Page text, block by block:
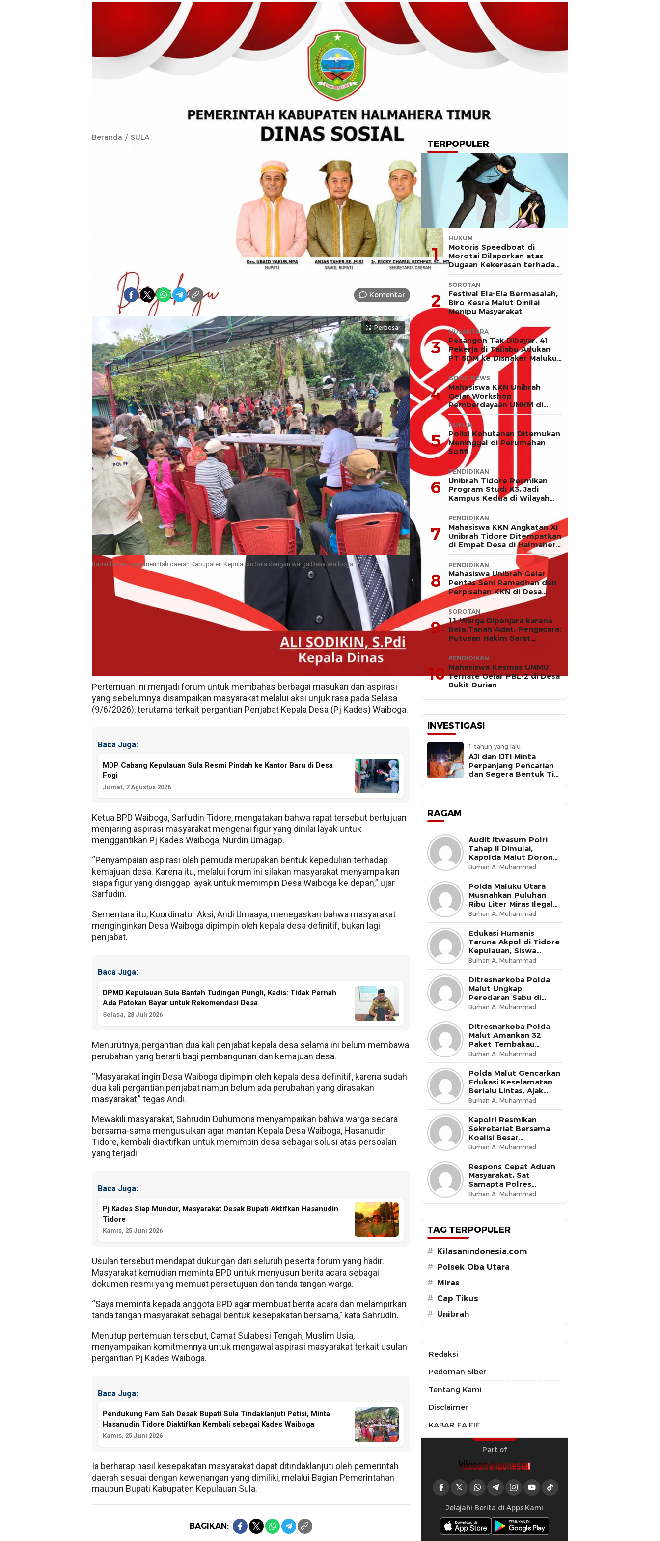
Beranda SULA
Tindak Lanjuti Tuntutan Aksi,
Warga Waiboga Sepakat
Usulkan Hasanudin Tidore
Kembali Pimpin Desa
Bagikan: Komentar
Perbesar
Rapat bersama pemerintah daerah Kabupaten Kepulauan Sula dengan warga Desa Waiboga.
SANANA
– Badan Permusyawaratan Desa (BPD) Waiboga menggelar rapat tindak
lanjut atas tuntutan masyarakat yang tergabung dalam Front Pemuda Waiboga
Revolusi. Pertemuan tersebut berlangsung di lapangan bola Desa Waiboga,
Kecamatan Sulabesi Tengah, Kabupaten Kepulauan Sula, Rabu (10/6/2026) pagi.
Rapat tersebut dihadiri langsung oleh Camat Sulabesi Tengah, Muslim Usia, S.IP,
didampingi Sekretaris Desa Waiboga, Sadan Tidore, Kapolsek Sanana,
Bhabinkamtibmas, tokoh masyarakat, serta para pemuda Desa Waiboga.
Pertemuan ini menjadi forum untuk membahas berbagai masukan dan aspirasi
yang sebelumnya disampaikan masyarakat melalui aksi unjuk rasa pada Selasa
(9/6/2026), terutama terkait pergantian Penjabat Kepala Desa (Pj Kades) Waiboga.
Baca Juga:
MDP Cabang Kepulauan Sula Resmi Pindah ke Kantor Baru di Desa
Fogi
Jumat, 7 Agustus 2026
Ketua BPD Waiboga, Sarfudin Tidore, mengatakan bahwa rapat tersebut bertujuan
menjaring aspirasi masyarakat mengenai figur yang dinilai layak untuk
menggantikan Pj Kades Waiboga, Nurdin Umagap.
“Penyampaian aspirasi oleh pemuda merupakan bentuk kepedulian terhadap
kemajuan desa. Karena itu, melalui forum ini silakan masyarakat menyampaikan
siapa figur yang dianggap layak untuk memimpin Desa Waiboga ke depan,” ujar
Sarfudin.
Sementara itu, Koordinator Aksi, Andi Umaaya, menegaskan bahwa masyarakat
menginginkan Desa Waiboga dipimpin oleh kepala desa definitif, bukan lagi
penjabat.
Baca Juga:
DPMD Kepulauan Sula Bantah Tudingan Pungli, Kadis: Tidak Pernah
Ada Patokan Bayar untuk Rekomendasi Desa
Selasa, 28 Juli 2026
Menurutnya, pergantian dua kali penjabat kepala desa selama ini belum membawa
perubahan yang berarti bagi pembangunan dan kemajuan desa.
“Masyarakat ingin Desa Waiboga dipimpin oleh kepala desa definitif, karena sudah
dua kali pergantian penjabat namun belum ada perubahan yang dirasakan
masyarakat,” tegas Andi.
Mewakili masyarakat, Sahrudin Duhumona menyampaikan bahwa warga secara
bersama-sama mengusulkan agar mantan Kepala Desa Waiboga, Hasanudin
Tidore, kembali diaktifkan untuk memimpin desa sebagai solusi atas persoalan
yang terjadi.
Baca Juga:
Pj Kades Siap Mundur, Masyarakat Desak Bupati Aktifkan Hasanudin
Tidore
Kamis, 25 Juni 2026
Usulan tersebut mendapat dukungan dari seluruh peserta forum yang hadir.
Masyarakat kemudian meminta BPD untuk menyusun berita acara sebagai
dokumen resmi yang memuat persetujuan dan tanda tangan warga.
“Saya meminta kepada anggota BPD agar membuat berita acara dan melampirkan
tanda tangan masyarakat sebagai bentuk kesepakatan bersama,” kata Sahrudin.
Menutup pertemuan tersebut, Camat Sulabesi Tengah, Muslim Usia,
menyampaikan komitmennya untuk mengawal aspirasi masyarakat terkait usulan
pergantian Pj Kades Waiboga.
Baca Juga:
Pendukung Fam Sah Desak Bupati Sula Tindaklanjuti Petisi, Minta
Hasanudin Tidore Diaktifkan Kembali sebagai Kades Waiboga
Kamis, 25 Juni 2026
Ia berharap hasil kesepakatan masyarakat dapat ditindaklanjuti oleh pemerintah
daerah sesuai dengan kewenangan yang dimiliki, melalui Bagian Pemerintahan
maupun Bupati Kabupaten Kepulauan Sula.
BAGIKAN:
TERPOPULER
1
HUKUM
Motoris Speedboat di
Morotai Dilaporkan atas
Dugaan Kekerasan terhadap
Anak
2
SOROTAN
Festival Ela-Ela Bermasalah,
Biro Kesra Malut Dinilai
Menipu Masyarakat
3
NUSANTARA
Pesangon Tak Dibayar, 41
Pekerja di Taliabu Adukan
PT SDM ke Disnaker Maluku
Utara
4
GOOD NEWS
Mahasiswa KKN Unibrah
Gelar Workshop
Pemberdayaan UMKM di
Desa Ekor
5
HUKUM
Polisi Kehutanan Ditemukan
Meninggal di Perumahan
Sofifi
6
PENDIDIKAN
Unibrah Tidore Resmikan
Program Studi K3, Jadi
Kampus Kedua di Wilayah
LLDIKTI XII
7
PENDIDIKAN
Mahasiswa KKN Angkatan XI
Unibrah Tidore Ditempatkan
di Empat Desa di Halmahera
Timur
8
PENDIDIKAN
Mahasiswa Unibrah Gelar
Pentas Seni Ramadhan dan
Perpisahan KKN di Desa
Akejawi
9
SOROTAN
11 Warga Dipenjara karena
Bela Tanah Adat, Pengacara:
Putusan Hakim Sarat
Kejanggalan dan Abaikan
Keadilan
10
PENDIDIKAN
Mahasiswa Kesmas UMMU
Ternate Gelar PBL-2 di Desa
Bukit Durian
INVESTIGASI
1 tahun yang lalu
AJI dan IJTI Minta
Perpanjang Pencarian
dan Segera Bentuk Tim
RAGAM
Audit Itwasum Polri
Tahap II Dimulai,
Kapolda Malut Dorong
Peningkatan Tata
Kelola Organisasi yang
Presisi
Burhan A. Muhammad
Polda Maluku Utara
Musnahkan Puluhan
Ribu Liter Miras Ilegal
dan Bongkar Jaringan
Peredaran Senjata Api
Lintas Negara
Burhan A. Muhammad
Edukasi Humanis
Taruna Akpol di Tidore
Kepulauan, Siswa
Didorong Miliki Disiplin
dan Kemandirian
Burhan A. Muhammad
Ditresnarkoba Polda
Malut Ungkap
Peredaran Sabu di
Halmahera Tengah,
Satu Pengedar
Diamankan
Burhan A. Muhammad
Ditresnarkoba Polda
Malut Amankan 32
Paket Tembakau
Sintetis di Ternate
Utara
Burhan A. Muhammad
Polda Malut Gencarkan
Edukasi Keselamatan
Berlalu Lintas, Ajak
Masyarakat Wujudkan
Budaya Tertib di Jalan
Burhan A. Muhammad
Kapolri Resmikan
Sekretariat Bersama
Koalisi Besar
Perjuangan Buruh
Indonesia, Tegaskan
Komitmen Lindungi
Hak Pekerja dan Jaga
Iklim Investasi
Burhan A. Muhammad
Respons Cepat Aduan
Masyarakat, Sat
Samapta Polres
Ternate Amankan 210
Botol Miras Cap Tikus
Burhan A. Muhammad
TAG TERPOPULER
#
Kilasanindonesia.com
#
Polsek Oba Utara
#
Miras
# Cap Tikus
# Unibrah
Redaksi
Pedoman Siber
Tentang Kami
Disclaimer
KABAR FAIFIE
Part of
Jelajahi Berita di Apps Kami